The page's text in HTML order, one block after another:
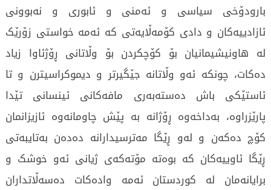
بارودۆخی سیاسی و ئەمنی و ئابوری و نەبوونی
ئازادییەکان و دادی کۆمەڵایەتی کە ئەمە خواستی زۆرێک
لە هاونیشیمانیان بۆ کۆچکردن بۆ وڵاتانی ڕۆژئاوا زیاد
دەکات، چونکە ئەو وڵاتانە جێگیرتر و دیموکراسیترن و تا
ئاستێکی باش دەستەبەری مافەکانی ئینسانی تێدا
پارێزراوە، بەداخەوە ڕۆژانە بە پێش چاومانەوە ئازیزانمان
کۆچ دەکەن و لەو ڕێگا مەترسیدارانە دەدەن بەتایبەتی
ڕێگا ئاوییەکان کە بوەتە مۆتەکەی ژیانی ئەو خوشک و
برایانەمان لە کوردستان ئەمە وادەکات دەسەڵاتداران